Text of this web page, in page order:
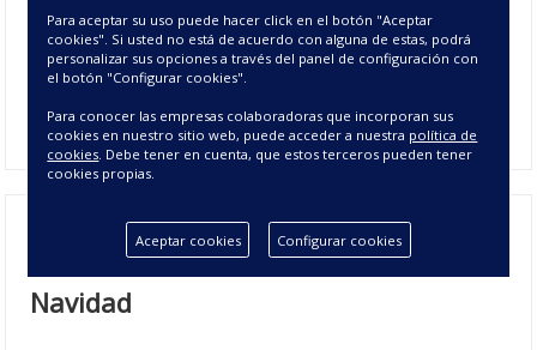
solo es decorativa, sino también práctica, ofreciendo una
superficie cómoda y acogedora para tus pies. Su confección
de alta calidad garantiza que mantendrá su aspecto y
suavidad durante toda la temporada. Añade un toque de
alegría navideña a tu hogar con esta encantadora alfombra.
Alfombra Hello Christmas - Alfombras
Navidad
Para aceptar su uso puede hacer click en el botón "Aceptar
cookies". Si usted no está de acuerdo con alguna de estas, podrá
personalizar sus opciones a través del panel de configuración con
el botón "Configurar cookies".
Para conocer las empresas colaboradoras que incorporan sus
cookies en nuestro sitio web, puede acceder a nuestra política de
cookies. Debe tener en cuenta, que estos terceros pueden tener
cookies propias.
Aceptar cookies Configurar cookies